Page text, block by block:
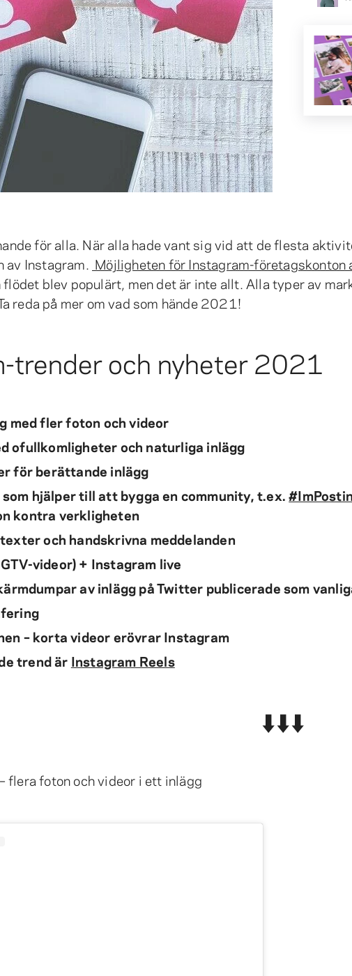
för alla. När alla hade vant sig vid att de flesta
av Instagram. Möjligheten för Instagram-
blev populärt, men det är inte allt. Alla typer av
reda på mer om vad som hände 2021!
trender och nyheter 2021
med fler foton och videor
ofullkomligheter och naturliga inlägg
för berättande inlägg
hjälper till att bygga en community, t.ex.
kontra verkligheten
och handskrivna meddelanden
videor) + Instagram live
av inlägg på Twitter publicerade som
– korta videor erövrar Instagram
trend är Instagram Reels
⬇️⬇️⬇️
flera foton och videor i ett inlägg